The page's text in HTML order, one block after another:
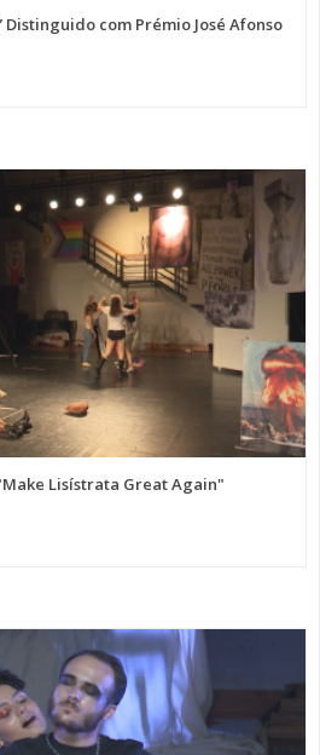
com Prémio José Afonso
Lisístrata Great Again"